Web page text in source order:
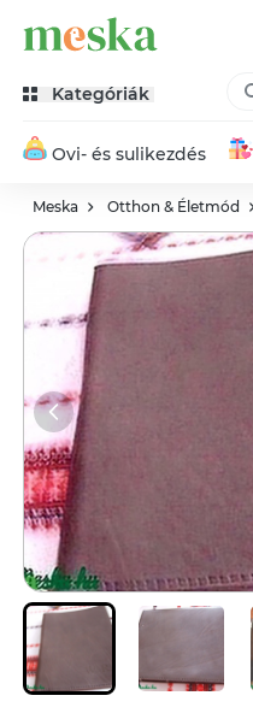
Kategóriák
Ovi- és sulikezdés
Meska Otthon & Életmód